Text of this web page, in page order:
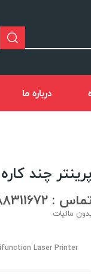
درباره ما
پرینتر چند کاره Canon imageclass MF3010
: 02188311672-02188491013
مالیات
Laser Printer